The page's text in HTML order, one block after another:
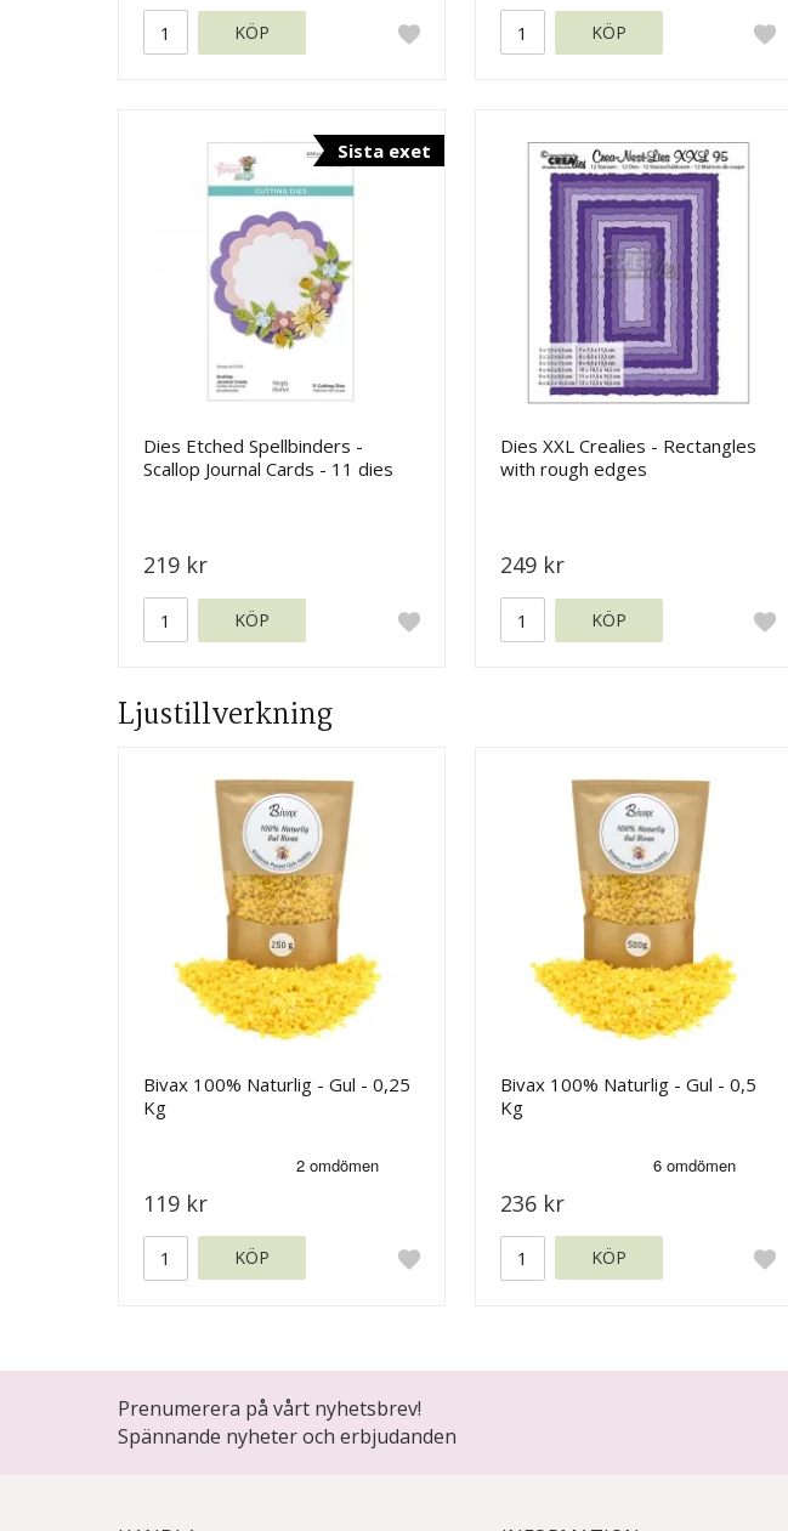
KÖP KÖP
Sista exet
Dies Etched Spellbinders -
Scallop Journal Cards - 11 dies
219 kr
KÖP
Dies XXL Crealies - Rectangles
with rough edges
249 kr
KÖP
Ljustillverkning
Bivax 100% Naturlig - Gul - 0,25
Kg
119 kr
KÖP
Bivax 100% Naturlig - Gul - 0,5
Kg
236 kr
KÖP
Prenumerera på vårt nyhetsbrev!
Spännande nyheter och erbjudanden